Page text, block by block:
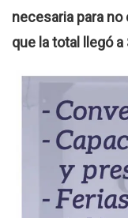
necesaria para
que la total llegó a